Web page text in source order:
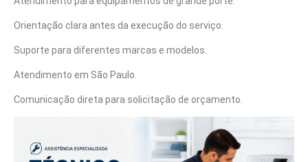
Orientação clara antes da execução do serviço.
Suporte para diferentes marcas e modelos.
Atendimento em São Paulo.
Comunicação direta para solicitação de orçamento.